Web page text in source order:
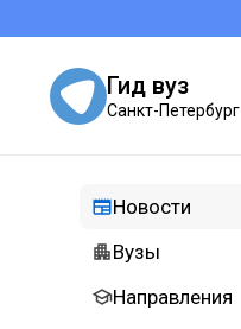
Гид вуз
Санкт-Петербург
Новости
Вузы
Направления